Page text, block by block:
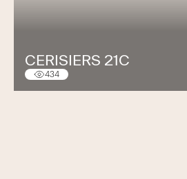
CERISIERS 21C
434